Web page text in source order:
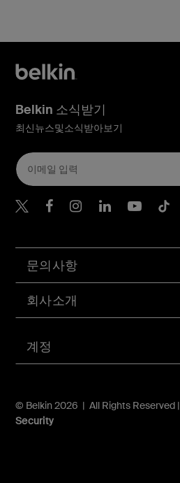
계정
문의사항
회사소개
© Belkin 2026 | All Rights Reserved |
Security
Belkin 소식받기
최신뉴스및소식받아보기
Belkin Twitter